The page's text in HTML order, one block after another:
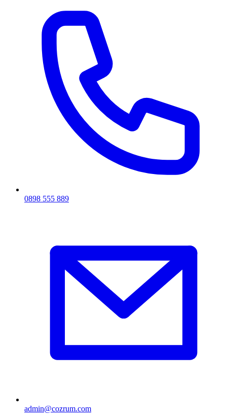
0898 555 889
admin@cozrum.com